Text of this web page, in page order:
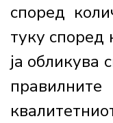
според
туку според
ја обликува